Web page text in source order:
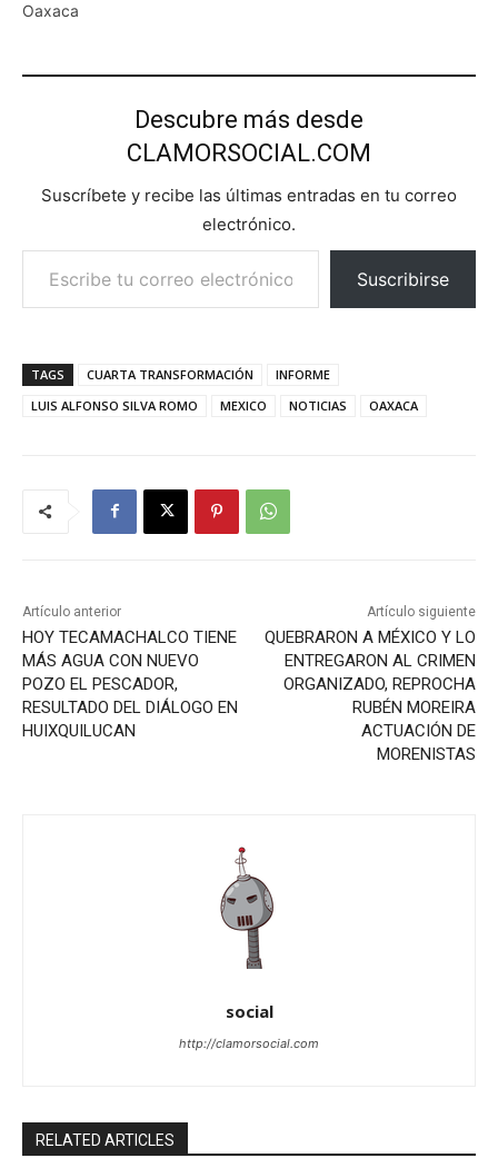
Oaxaca
Descubre más desde
CLAMORSOCIAL.COM
Suscríbete y recibe las últimas entradas en tu correo
electrónico.
Escribe tu correo electrónico…
Suscribirse
TAGS CUARTA TRANSFORMACIÓN
INFORME
LUIS ALFONSO SILVA ROMO
MEXICO NOTICIAS OAXACA
Artículo anterior
HOY TECAMACHALCO TIENE
MÁS AGUA CON NUEVO
POZO EL PESCADOR,
RESULTADO DEL DIÁLOGO EN
HUIXQUILUCAN
Artículo siguiente
QUEBRARON A MÉXICO Y LO
ENTREGARON AL CRIMEN
ORGANIZADO, REPROCHA
RUBÉN MOREIRA
ACTUACIÓN DE
MORENISTAS
social
http://clamorsocial.com
RELATED ARTICLES